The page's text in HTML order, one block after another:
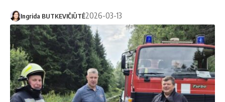
Ingrida BUTKEVIČIŪTĖ2026-03-13